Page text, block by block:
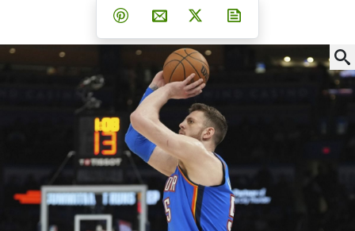
Teilen auf Facebook
Teilen auf Whatsapp
Teilen auf Telegram
Teilen auf Pinterest
Per E-Mail teilen
Post auf X